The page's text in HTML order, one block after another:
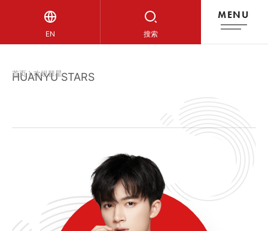
搜索
EN
MENU
HUANYU STARS
欢娱群星
首页 欢娱群星